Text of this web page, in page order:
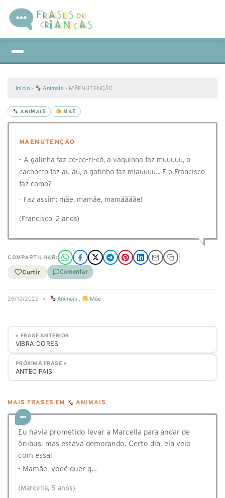
Início › Animais › MÃENUTENÇÃO
ANIMAIS MÃE
MÃENUTENÇÃO
- A galinha faz co-co-ri-có, a vaquinha faz muuuuu, o
cachorro faz au au, o gatinho faz miauuuu... E o Francisco
faz como?
- Faz assim: mãe, mamãe, mamããããe!
(Francisco, 2 anos)
COMPARTILHAR:
Curtir Comentar
26/12/2022 • Animais , Mãe
« FRASE ANTERIOR
VIBRA DORES
PRÓXIMA FRASE »
ANTECIPAIS
MAIS FRASES EM ANIMAIS
Eu havia prometido levar a Marcella para andar de
ônibus, mas estava demorando. Certo dia, ela veio
com essa:
- Mamãe, você quer q…
(Marcella, 5 anos)